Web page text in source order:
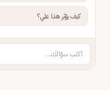
كيف يؤثر هذا علي؟